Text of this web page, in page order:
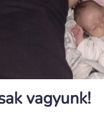
vagyunk!